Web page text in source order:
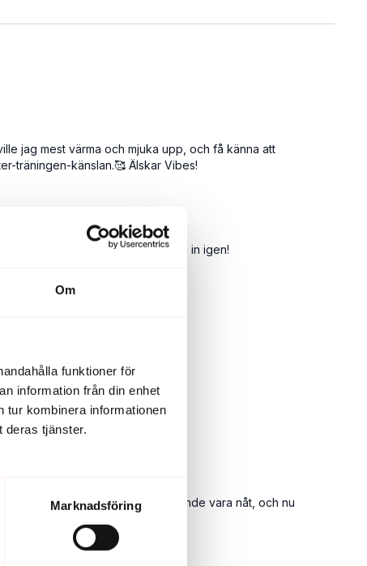
Om
funktioner för
information från din enhet
tur kombinera informationen
deras tjänster.
Marknadsföring
jag mest värma och mjuka upp, och få känna att
träningen-känslan.🥰 Älskar Vibes!
det motiverar mig att snart logga in igen!
tänkte jag att Vibes kanske kunde vara nåt, och nu